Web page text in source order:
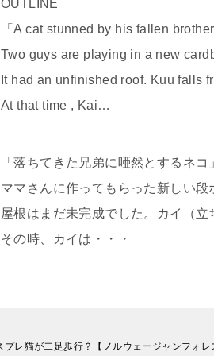
OUTLINE
「A cat stunned by his fallen brother
Two guys are playing in a new
It had an unfinished roof. Kuu falls
At that time , Kai…
「落ちてきた兄弟に唖然とするネコ
ママさんに作ってもらった新しい段
屋根はまだ未完成でした。カイ（
その時、カイは・・・